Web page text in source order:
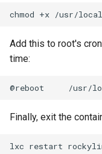
chmod +x
Add this to root's
time:
@reboot
Finally, exit the
lxc restart